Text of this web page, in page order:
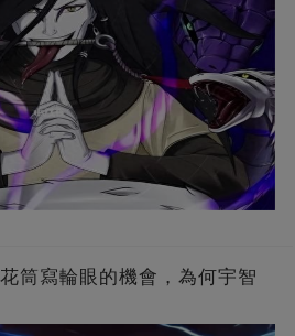
筒寫輪眼的機會，為何宇智